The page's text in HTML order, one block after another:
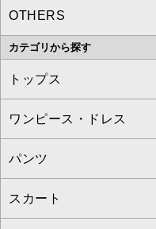
MK MICHEL KLEIN
OFUON le MK
MICHEL KLEIN
MK MICHEL KLEIN
a.v.v
OTHERS
MK MICHEL KLEIN
カテゴリから探す
トップス
すべてのトップス
カットソー・Tシャツ
ブラウス・シャツ
ワンピース・ドレス
すべてのワンピース・
ワンピース
パンツ
すべてのパンツ
スカート